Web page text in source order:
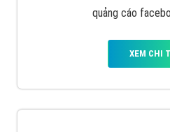
quảng cáo
XEM CHI